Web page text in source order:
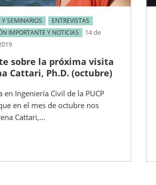
SEMINARIOS
ENTREVISTAS
IMPORTANTE Y NOTICIAS
14 de
sobre la próxima visita
Cattari, Ph.D. (octubre)
en Ingeniería Civil de la PUCP
en el mes de octubre nos
Cattari,...